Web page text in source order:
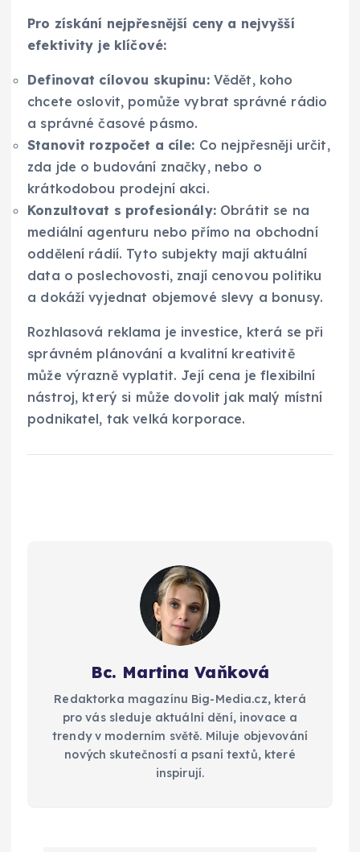
Pro získání nejpřesnější ceny a nejvyšší
efektivity je klíčové:
Definovat cílovou skupinu:Vědět, koho
chcete oslovit, pomůže vybrat správné rádio
a správné časové pásmo.
Stanovit rozpočet a cíle: Co nejpřesněji určit,
zda jde o budování značky, nebo o
krátkodobou prodejní akci.
Konzultovat s profesionály:Obrátit se na
mediální agenturu nebo přímo na obchodní
oddělení rádií. Tyto subjekty mají aktuální
data o poslechovosti, znají cenovou politiku
a dokáží vyjednat objemové slevy a bonusy.
Rozhlasová reklama je investice, která se při
správném plánování a kvalitní kreativitě
může výrazně vyplatit. Její cena je flexibilní
nástroj, který si může dovolit jak malý místní
podnikatel, tak velká korporace.
Bc. Martina Vaňková
Redaktorka magazínu Big-Media.cz, která
pro vás sleduje aktuální dění, inovace a
trendy v moderním světě. Miluje objevování
nových skutečností a psaní textů, které
inspirují.